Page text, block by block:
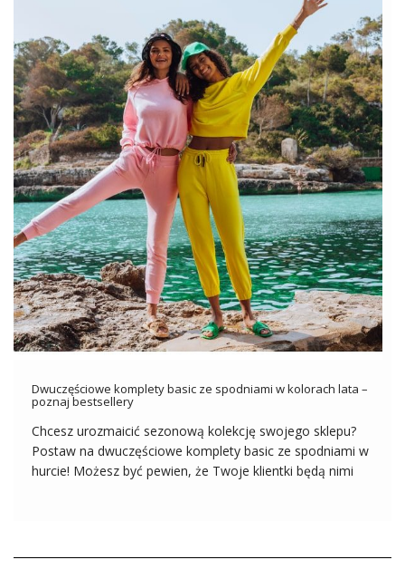
Dwuczęściowe komplety basic ze spodniami w kolorach lata –
poznaj bestsellery
Chcesz urozmaicić sezonową kolekcję swojego sklepu?
Postaw na dwuczęściowe komplety basic ze spodniami w
hurcie! Możesz być pewien, że Twoje klientki będą nimi